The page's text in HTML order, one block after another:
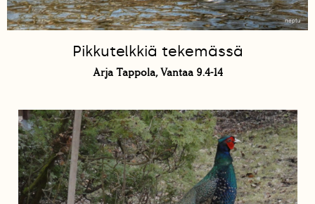
Pikkutelkkiä tekemässä
Arja Tappola, Vantaa 9.4-14